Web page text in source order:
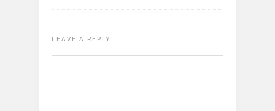
LEAVE A REPLY